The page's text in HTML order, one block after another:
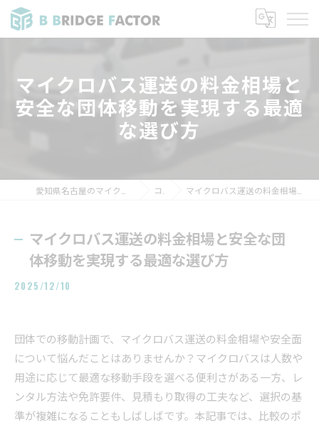
マイクロバス運送の料金相場と
安全な団体移動を実現する最適
な選び方
コラム マイクロバス運送の料金相場と安全な団体移動を実現する最適な選び方
マイクロバス運送の料金相場と安全な団
体移動を実現する最適な選び方
2025/12/10
団体での移動計画で、マイクロバス運送の料金相場や安全面
について悩んだことはありませんか？マイクロバスは人数や
用途に応じて最適な移動手段を選べる便利さがある一方、レ
ンタル方法や免許要件、見積もり取得の工夫など、選択の基
準が複雑になることもしばしばです。本記事では、比較のポ